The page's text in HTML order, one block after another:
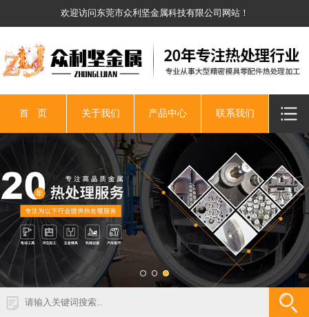
欢迎访问东莞市众利坚金属科技有限公司网站！
首 页 关于我们 产品中心 联系我们